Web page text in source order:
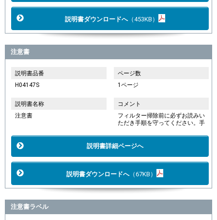
説明書ダウンロードへ（453KB）
注意書
説明書品番
H04147S
ページ数
1ページ
説明書名称
注意書
コメント
フィルター掃除前に必ずお読みい
ただき手順を守ってください。手
説明書詳細ページへ
説明書ダウンロードへ（67KB）
注意書ラベル